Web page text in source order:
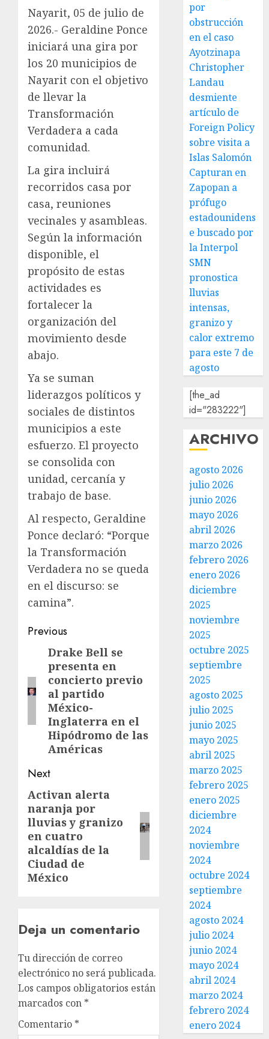
Nayarit, 05 de julio de
2026.- Geraldine Ponce
iniciará una gira por
los 20 municipios de
Nayarit con el objetivo
de llevar la
Transformación
Verdadera a cada
comunidad.
La gira incluirá
recorridos casa por
casa, reuniones
vecinales y asambleas.
Según la información
disponible, el
propósito de estas
actividades es
fortalecer la
organización del
movimiento desde
abajo.
Ya se suman
liderazgos políticos y
sociales de distintos
municipios a este
esfuerzo. El proyecto
se consolida con
unidad, cercanía y
trabajo de base.
Al respecto, Geraldine
Ponce declaró: “Porque
la Transformación
Verdadera no se queda
en el discurso: se
camina”.
Previous
Drake Bell se
presenta en
concierto previo
al partido
México-
Inglaterra en el
Hipódromo de las
Américas
Next
Activan alerta
naranja por
lluvias y granizo
en cuatro
alcaldías de la
Ciudad de
México
Deja un comentario
Tu dirección de correo
electrónico no será publicada.
Los campos obligatorios están
marcados con *
Comentario *
por
obstrucción
en el caso
Ayotzinapa
Christopher
Landau
desmiente
artículo de
Foreign Policy
sobre visita a
Islas Salomón
Capturan en
Zapopan a
prófugo
estadounidens
e buscado por
la Interpol
SMN
pronostica
lluvias
intensas,
granizo y
calor extremo
para este 7 de
agosto
[the_ad
id="283222"]
ARCHIVO
agosto 2026
julio 2026
junio 2026
mayo 2026
abril 2026
marzo 2026
febrero 2026
enero 2026
diciembre
2025
noviembre
2025
octubre 2025
septiembre
2025
agosto 2025
julio 2025
junio 2025
mayo 2025
abril 2025
marzo 2025
febrero 2025
enero 2025
diciembre
2024
noviembre
2024
octubre 2024
septiembre
2024
agosto 2024
julio 2024
junio 2024
mayo 2024
abril 2024
marzo 2024
febrero 2024
enero 2024